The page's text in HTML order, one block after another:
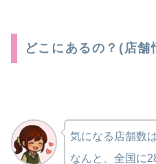
どこにあるの？(店舗
気になる店舗数
なんと、全国に